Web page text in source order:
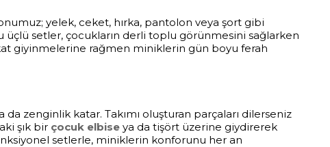
yelek, ceket, hırka, pantolon veya şort gibi
setler, çocukların derli toplu görünmesini sağlarken
giyinmelerine rağmen miniklerin gün boyu ferah
zenginlik katar. Takımı oluşturan parçaları dilerseniz
şık bir çocuk elbise ya da tişört üzerine giydirerek
setlerle, miniklerin konforunu her an